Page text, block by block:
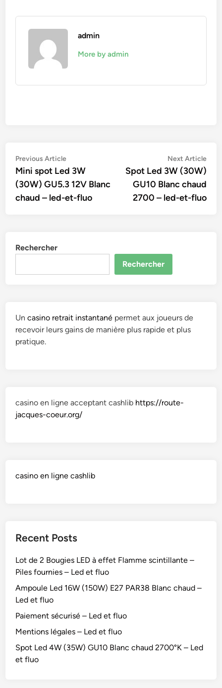
admin
More by admin
Navigation
de
l’article
Previous ArticlePrevious
article:
Mini spot Led 3W
(30W) GU5.3 12V Blanc
chaud – led-et-fluo
Next Article
Spot Led 3W (30W)
GU10 Blanc chaud
2700 – led-et-fluo
Rechercher
Rechercher
Uncasino retrait instantané permet aux joueurs de
recevoir leurs gains de manière plus rapide et plus
pratique.
casino en ligne acceptant cashlib https://route-
jacques-coeur.org/
casino en ligne cashlib
Recent Posts
Lot de 2 Bougies LED à effet Flamme scintillante –
Piles fournies – Led et fluo
Ampoule Led 16W (150W) E27 PAR38 Blanc chaud –
Led et fluo
Paiement sécurisé – Led et fluo
Mentions légales – Led et fluo
Spot Led 4W (35W) GU10 Blanc chaud 2700°K – Led
et fluo